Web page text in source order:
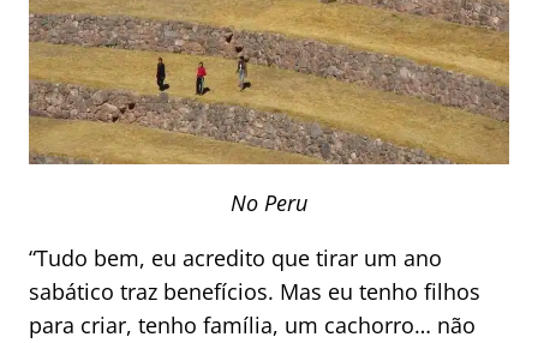
No Peru
“Tudo bem, eu acredito que tirar um ano
sabático traz benefícios. Mas eu tenho filhos
para criar, tenho família, um cachorro… não